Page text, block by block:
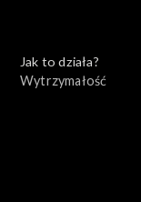
Jak to działa?
Wytrzymałość